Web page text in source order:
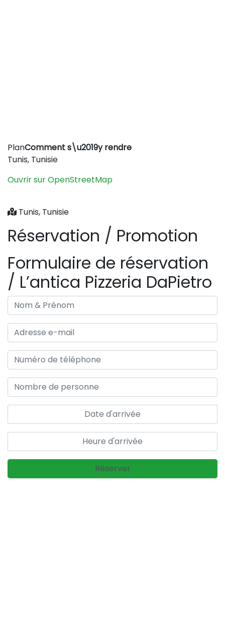
+
PlanComment s\u2019y rendre
Tunis, Tunisie
Ouvrir sur OpenStreetMap
Tunis, Tunisie
Réservation / Promotion
Formulaire de réservation
/ L’antica Pizzeria DaPietro